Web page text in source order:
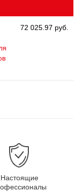
72 025.97 руб.
Настоящие